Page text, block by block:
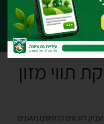
לזכאים
תווי מזון
לזכאים כרטיסים נטענים